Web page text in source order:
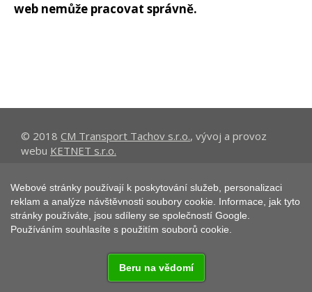
web nemůže pracovat správně.
© 2018 CM Transport Tachov s.r.o., vývoj a provoz
webu KETNET s.r.o.
údajů nalezneteZDE.
Webové stránky používají k poskytování služeb, personalizaci
reklam a analýze návštěvnosti soubory cookie. Informace, jak tyto
stránky používáte, jsou sdíleny se společností Google.
Používáním souhlasíte s použitím souborů cookie.
Beru na vědomí